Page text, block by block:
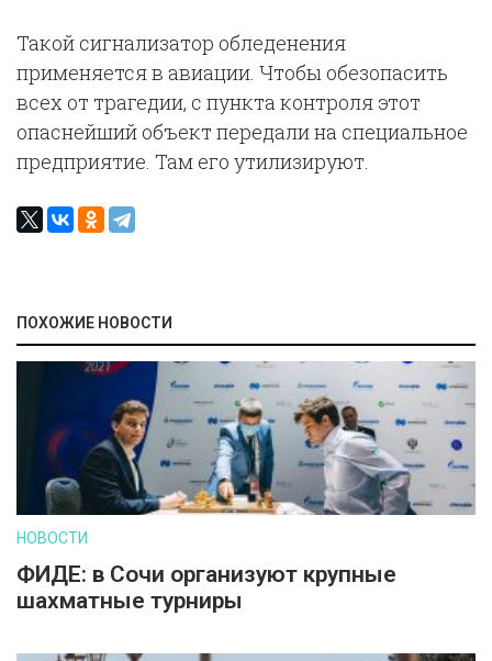
Такой сигнализатор обледенения
применяется в авиации. Чтобы обезопасить
всех от трагедии, с пункта контроля этот
опаснейший объект передали на специальное
предприятие. Там его утилизируют.
ПОХОЖИЕ НОВОСТИ
НОВОСТИ
ФИДЕ: в Сочи организуют крупные
шахматные турниры